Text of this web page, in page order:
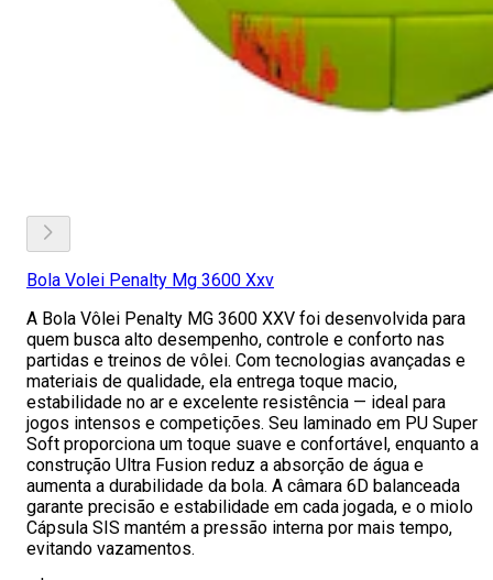
Bola Volei Penalty Mg 3600 Xxv
A Bola Vôlei Penalty MG 3600 XXV foi desenvolvida para
quem busca alto desempenho, controle e conforto nas
partidas e treinos de vôlei. Com tecnologias avançadas e
materiais de qualidade, ela entrega toque macio,
estabilidade no ar e excelente resistência — ideal para
jogos intensos e competições. Seu laminado em PU Super
Soft proporciona um toque suave e confortável, enquanto a
construção Ultra Fusion reduz a absorção de água e
aumenta a durabilidade da bola. A câmara 6D balanceada
garante precisão e estabilidade em cada jogada, e o miolo
Cápsula SIS mantém a pressão interna por mais tempo,
evitando vazamentos.